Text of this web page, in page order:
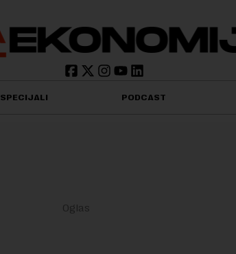
SPECIJALI PODCAST